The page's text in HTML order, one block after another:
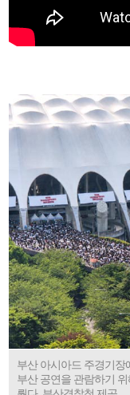
부산 아시아드 주경기장
부산 공연을 관람하기